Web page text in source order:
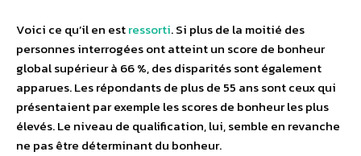
Voici ce qu’il en estressorti. Si plus de la moitié des
personnes interrogées ont atteint un score de bonheur
global supérieur à 66 %, des disparités sont également
apparues. Les répondants de plus de 55 ans sont ceux qui
présentaient par exemple les scores de bonheur les plus
élevés. Le niveau de qualification, lui, semble en revanche
ne pas être déterminant du bonheur.